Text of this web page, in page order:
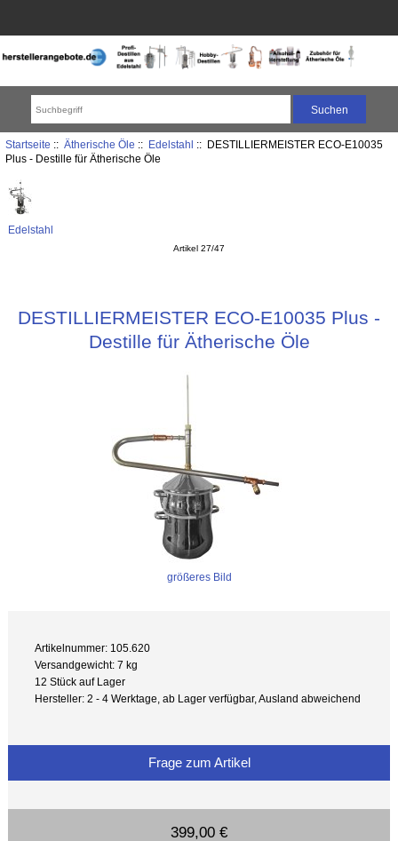
Startseite :: Ätherische Öle :: Edelstahl :: DESTILLIERMEISTER ECO-E10035
Plus - Destille für Ätherische Öle
Edelstahl
Artikel 27/47
DESTILLIERMEISTER ECO-E10035 Plus -
Destille für Ätherische Öle
größeres Bild
Artikelnummer: 105.620
Versandgewicht: 7 kg
12 Stück auf Lager
Hersteller: 2 - 4 Werktage, ab Lager verfügbar, Ausland abweichend
Frage zum Artikel
399,00 €